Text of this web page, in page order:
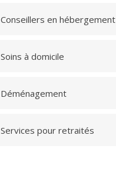
Conseillers en hébergement
Soins à domicile
Déménagement
Services pour retraités